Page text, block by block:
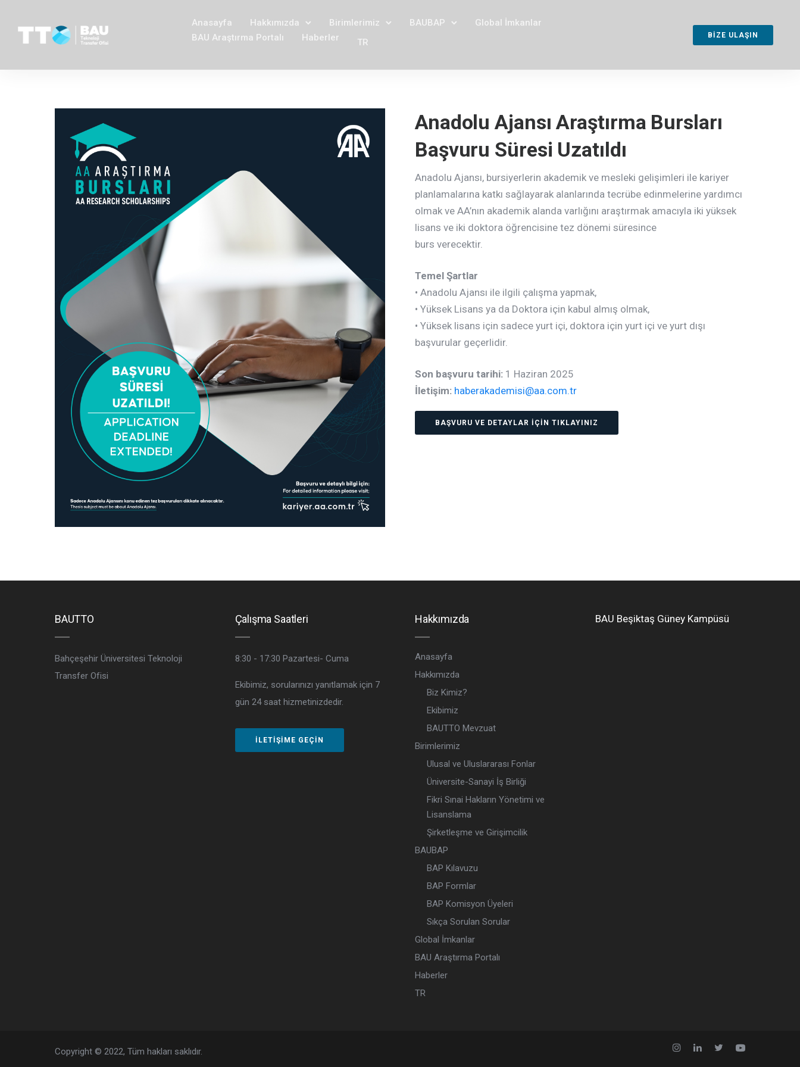
Anasayfa Hakkımızda Birimlerimiz BAUBAP
Global İmkanlar
BAU Araştırma Portalı
Haberler TR
BİZE ULAŞIN
Anadolu Ajansı Araştırma Bursları
Başvuru Süresi Uzatıldı
Anadolu Ajansı, bursiyerlerin akademik ve mesleki gelişimleri ile kariyer
planlamalarına katkı sağlayarak alanlarında tecrübe edinmelerine yardımcı
olmak ve AA’nın akademik alanda varlığını araştırmak amacıyla iki yüksek
lisans ve iki doktora öğrencisine tez dönemi süresince
burs verecektir.
Temel Şartlar
• Anadolu Ajansı ile ilgili çalışma yapmak,
• Yüksek Lisans ya da Doktora için kabul almış olmak,
• Yüksek lisans için sadece yurt içi, doktora için yurt içi ve yurt dışı
başvurular geçerlidir.
Son başvuru tarihi: 1 Haziran 2025
İletişim: haberakademisi@aa.com.tr
BAŞVURU VE DETAYLAR İÇİN TIKLAYINIZ
BAUTTO
Bahçeşehir Üniversitesi Teknoloji
Transfer Ofisi
Çalışma Saatleri
8:30 - 17:30 Pazartesi- Cuma
Ekibimiz, sorularınızı yanıtlamak için 7
gün 24 saat hizmetinizdedir.
İLETIŞIME GEÇIN
Hakkımızda
Anasayfa
Hakkımızda
Biz Kimiz?
Ekibimiz
BAUTTO Mevzuat
Birimlerimiz
Ulusal ve Uluslararası Fonlar
Üniversite-Sanayi İş Birliği
Fikri Sınai Hakların Yönetimi ve
Lisanslama
Şirketleşme ve Girişimcilik
BAUBAP
BAP Kılavuzu
BAP Formlar
BAP Komisyon Üyeleri
Sıkça Sorulan Sorular
Global İmkanlar
BAU Araştırma Portalı
Haberler
TR
BAU Beşiktaş Güney Kampüsü
Copyright © 2022, Tüm hakları saklıdır.